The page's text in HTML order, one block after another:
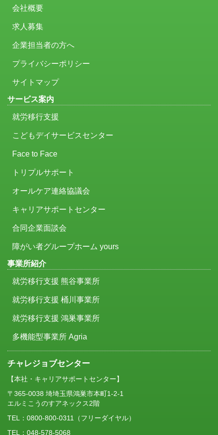
会社概要
求人募集
企業担当者の方へ
プライバシーポリシー
サイトマップ
サービス案内
就労移行支援
こどもデイサービスセンター
Face to Face
トリプルサポート
オールケア連絡協議会
キャリアサポートセンター
合同企業面談会
障がい者グループホーム yours
事業所紹介
就労移行支援 熊谷事業所
就労移行支援 桶川事業所
就労移行支援 鴻巣事業所
多機能型事業所 Agria
チャレジョブセンター
【本社・キャリアサポートセンター】
〒365-0038 埼埼玉県鴻巣市本町1-2-1
エルミこうのすアネックス2階
TEL： 0800-800-0311
（フリーダイヤル）
TEL：048-578-5068